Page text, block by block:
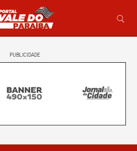
PUBLICIDADE